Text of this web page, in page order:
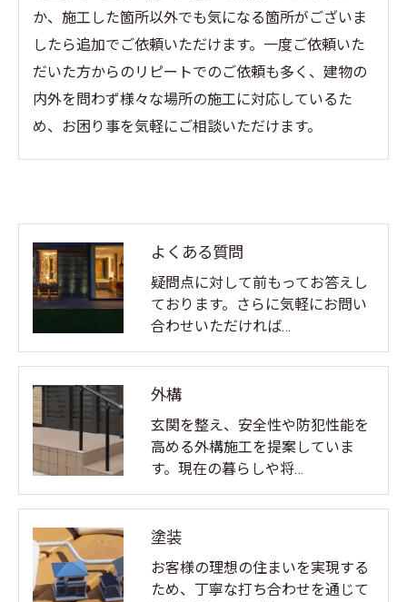
か、施工した箇所以外でも気になる箇所がございま
したら追加でご依頼いただけます。一度ご依頼いた
だいた方からのリピートでのご依頼も多く、建物の
内外を問わず様々な場所の施工に対応しているた
め、お困り事を気軽にご相談いただけます。
よくある質問
疑問点に対して前もってお答えし
ております。さらに気軽にお問い
合わせいただければ…
外構
玄関を整え、安全性や防犯性能を
高める外構施工を提案していま
す。現在の暮らしや将…
塗装
お客様の理想の住まいを実現する
ため、丁寧な打ち合わせを通じて